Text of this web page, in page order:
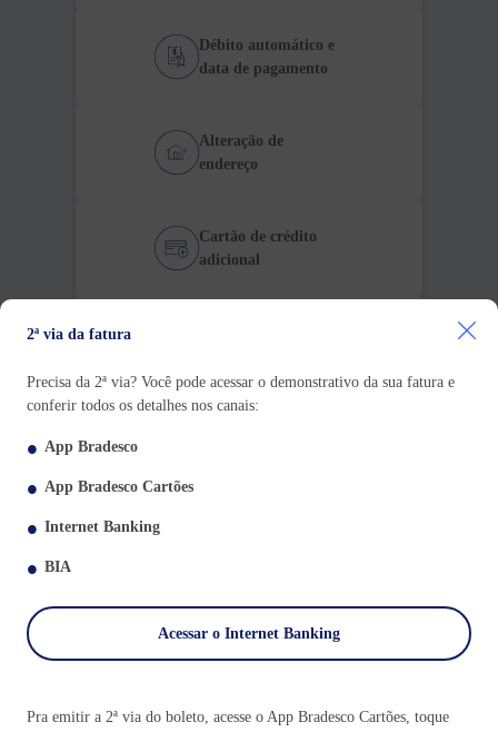
Débito automático e
data de pagamento
Alteração de
endereço
Cartão de crédito
adicional
Click to Pay
transporte público e
2ª via da fatura
Precisa da 2ª via? Você pode acessar o demonstrativo da sua fatura e
conferir todos os detalhes nos canais:
App Bradesco
App Bradesco Cartões
Internet Banking
BIA
Acessar o Internet Banking
Pra emitir a 2ª via do boleto, acesse o App Bradesco Cartões, toque